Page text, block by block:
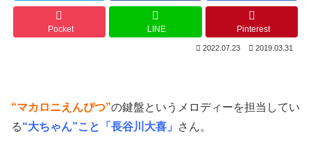
Pocket LINE Pinterest
2022.07.23 2019.03.31
“マカロニえんぴつ”の鍵盤というメロディーを担当してい
る“大ちゃん”こと「長谷川大喜」 さん。